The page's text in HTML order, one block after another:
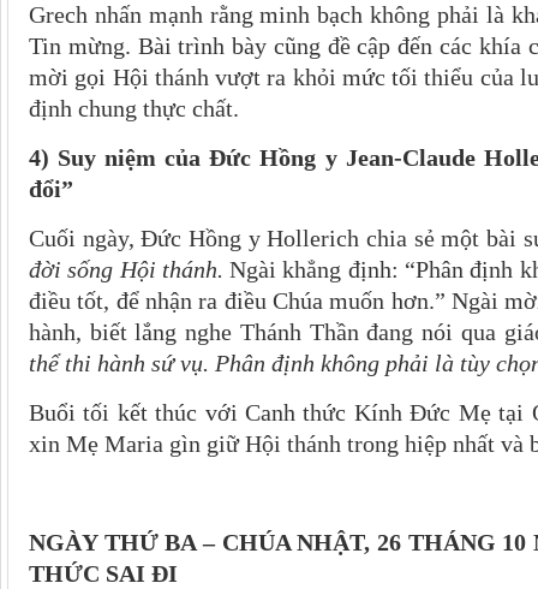
Grech nhấn mạnh rằng minh bạch không phải là
Tin mừng. Bài trình bày cũng đề cập đến các
mời gọi Hội thánh vượt ra khỏi mức tối thiểu của
định chung thực chất.
4) Suy niệm của Đức Hồng y Jean-Claude
đổi”
Cuối ngày, Đức Hồng y Hollerich chia sẻ một bài
đời sống Hội thánh. Ngài khẳng định: “Phân định
điều tốt, để nhận ra điều Chúa muốn hơn.” Ngài
hành, biết lắng nghe Thánh Thần đang nói qua
thể thi hành sứ vụ. Phân định không phải là tùy
Buổi tối kết thúc với Canh thức Kính Đức Mẹ tại
xin Mẹ Maria gìn giữ Hội thánh trong hiệp nhất và
NGÀY THỨ BA – CHÚA NHẬT, 26 THÁNG
THỨC SAI ĐI